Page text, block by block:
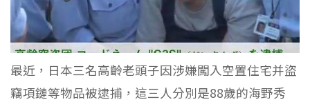
最近，日本三名高齡老頭子因涉嫌闖入空置住宅并盜
竊項鏈等物品被逮捕，這三人分別是88歲的海野秀